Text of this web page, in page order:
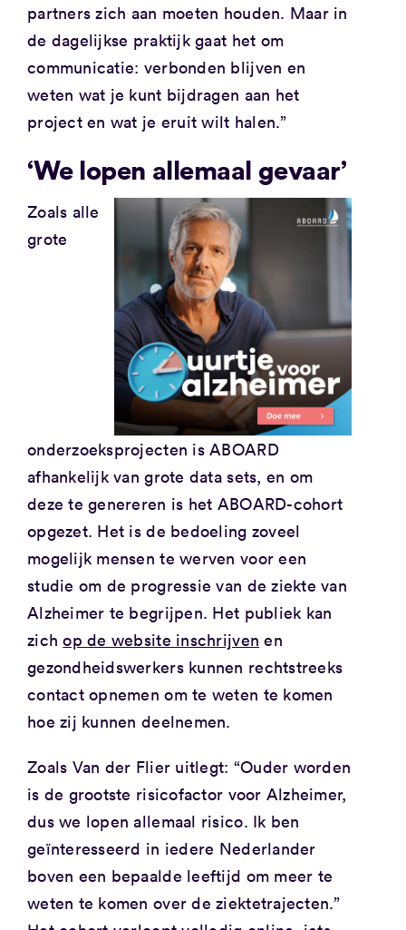
partners zich aan moeten houden. Maar in
de dagelijkse praktijk gaat het om
communicatie: verbonden blijven en
weten wat je kunt bijdragen aan het
project en wat je eruit wilt halen.”
‘We lopen allemaal gevaar’
Zoals alle
grote
onderzoeksprojecten is ABOARD
afhankelijk van grote data sets, en om
deze te genereren is het ABOARD-cohort
opgezet. Het is de bedoeling zoveel
mogelijk mensen te werven voor een
studie om de progressie van de ziekte van
Alzheimer te begrijpen. Het publiek kan
zichop de website inschrijven en
gezondheidswerkers kunnen rechtstreeks
contact opnemen om te weten te komen
hoe zij kunnen deelnemen.
Zoals Van der Flier uitlegt: “Ouder worden
is de grootste risicofactor voor Alzheimer,
dus we lopen allemaal risico. Ik ben
geïnteresseerd in iedere Nederlander
boven een bepaalde leeftijd om meer te
weten te komen over de ziektetrajecten.”